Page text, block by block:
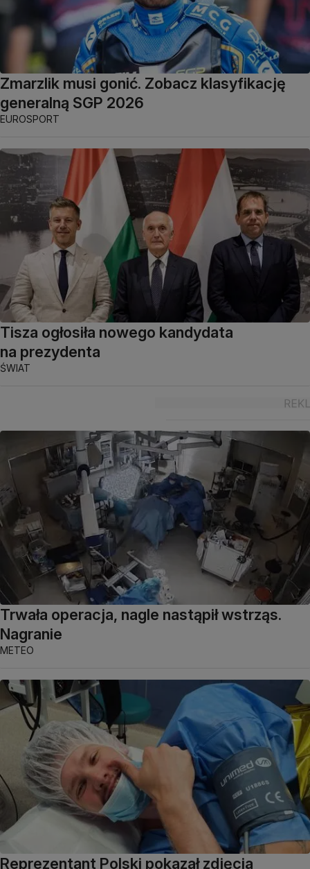
Zmarzlik musi gonić. Zobacz klasyfikację
generalną SGP 2026
EUROSPORT
Tisza ogłosiła nowego kandydata
na prezydenta
ŚWIAT
Trwała operacja, nagle nastąpił wstrząs.
Nagranie
METEO
Reprezentant Polski pokazał zdjęcia